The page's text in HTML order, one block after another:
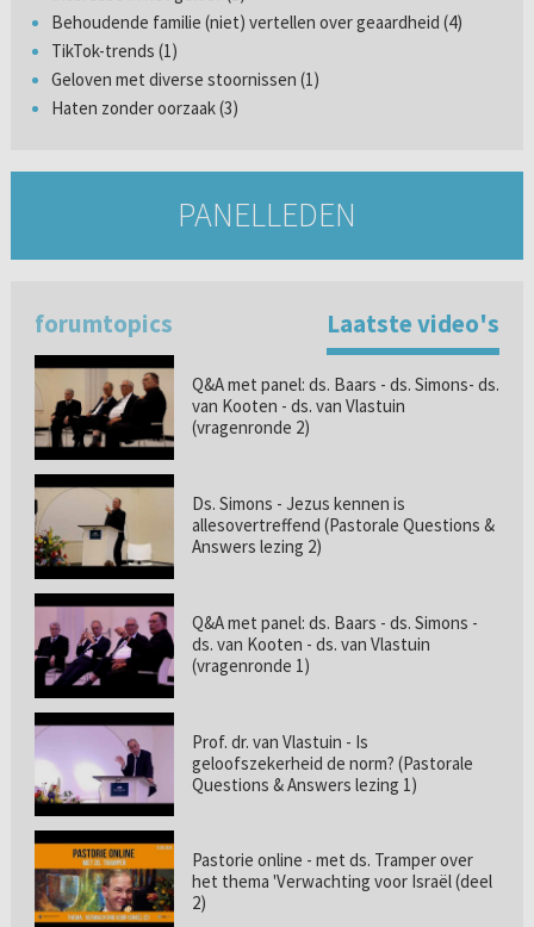
Behoudende familie (niet) vertellen over geaardheid (4)
TikTok-trends (1)
Geloven met diverse stoornissen (1)
Haten zonder oorzaak (3)
PANELLEDEN
forumtopics Laatste video's
Q&A met panel: ds. Baars - ds. Simons- ds.
van Kooten - ds. van Vlastuin
(vragenronde 2)
Ds. Simons - Jezus kennen is
allesovertreffend (Pastorale Questions &
Answers lezing 2)
Q&A met panel: ds. Baars - ds. Simons -
ds. van Kooten - ds. van Vlastuin
(vragenronde 1)
Prof. dr. van Vlastuin - Is
geloofszekerheid de norm? (Pastorale
Questions & Answers lezing 1)
Pastorie online - met ds. Tramper over
het thema 'Verwachting voor Israël (deel
2)